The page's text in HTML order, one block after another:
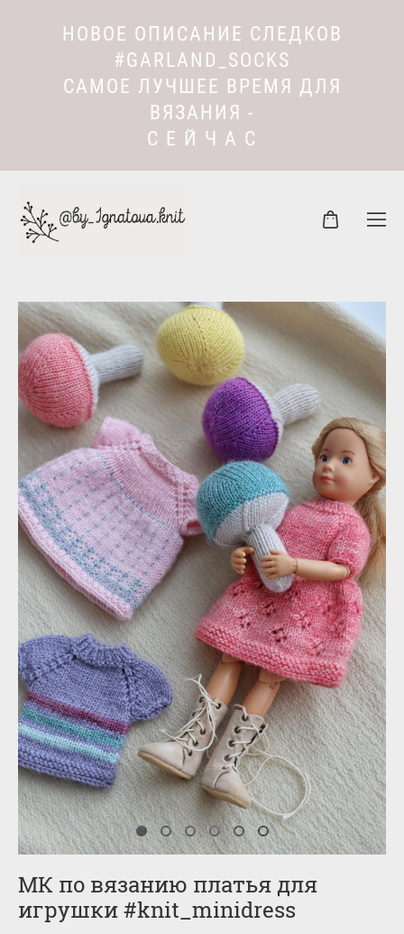
НОВОЕ ОПИСАНИЕ СЛЕДКОВ
#GARLAND_SOCKS
САМОЕ ЛУЧШЕЕ ВРЕМЯ ДЛЯ
ВЯЗАНИЯ -
С Е Й Ч А С
МК по вязанию платья для
игрушки #knit_minidress